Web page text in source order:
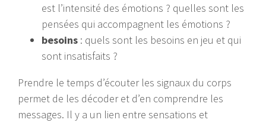
est l’intensité des émotions ? quelles sont les
pensées qui accompagnent les émotions ?
besoins : quels sont les besoins en jeu et qui
sont insatisfaits ?
Prendre le temps d’écouter les signaux du corps
permet de les décoder et d’en comprendre les
messages. Il y a un lien entre sensations et